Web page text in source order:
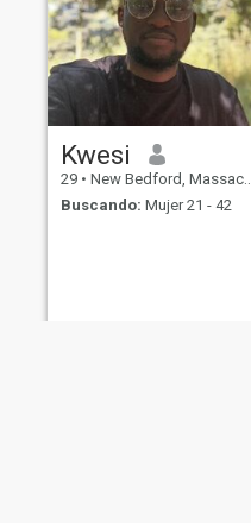
Kwesi
29 • New Bedford, Massachusetts, Estados Unidos
Buscando: Mujer 21 - 42